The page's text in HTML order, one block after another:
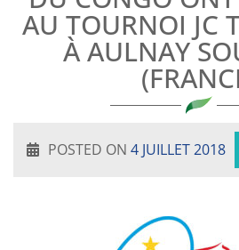
AU TOURNOI JC
À AULNAY
POSTED ON 4 JUILLET 2018